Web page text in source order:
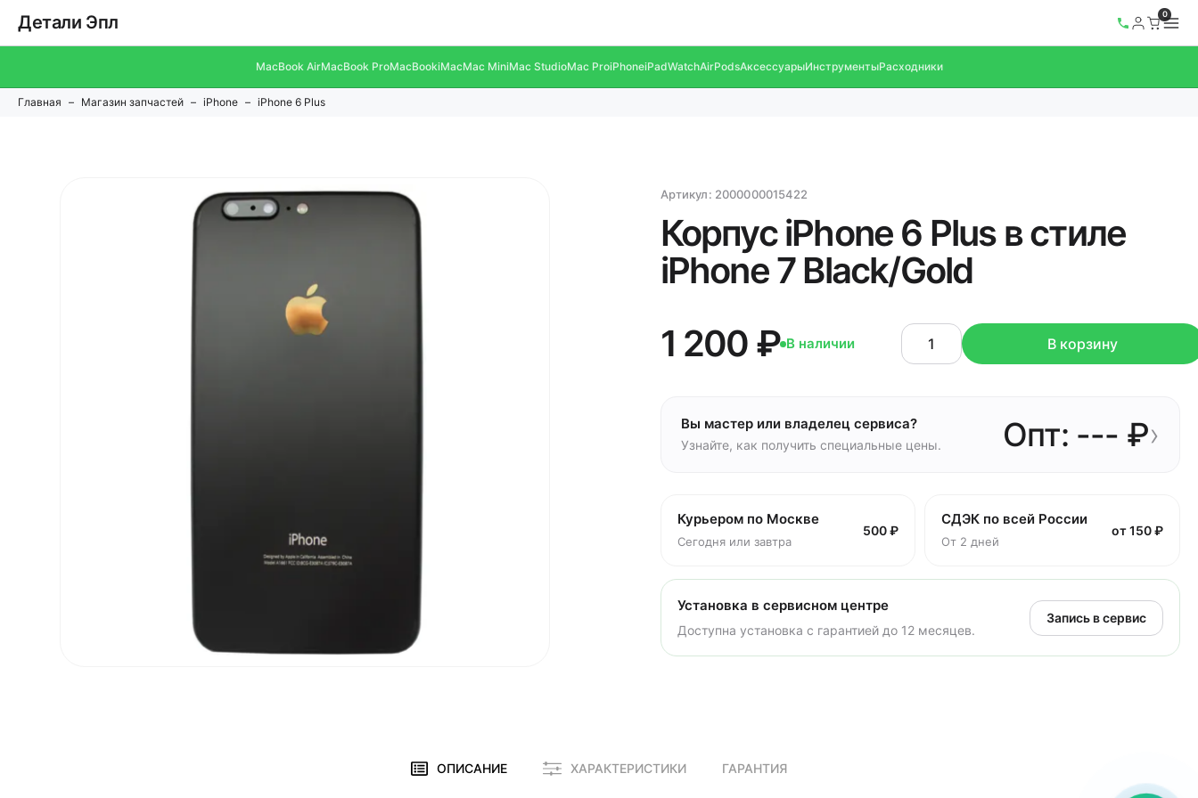
Детали Эпл 0
MacBook AirMacBook ProMacBookiMacMac MiniMac StudioMac ProiPhoneiPadWatchAirPodsАксессуарыИнструментыРасходники
Главная Магазин запчастей iPhone iPhone 6 Plus
Артикул: 2000000015422
Корпус iPhone 6 Plus в стиле
iPhone 7 Black/Gold
1 200 ₽ В наличии В корзину
Вы мастер или владелец сервиса?
Узнайте, как получить специальные цены. Опт: --- ₽›
Курьером по Москве
Сегодня или завтра
500 ₽
СДЭК по всей России
От 2 дней
от 150 ₽
Установка в сервисном центре
Доступна установка с гарантией до 12 месяцев.
Запись в сервис
ОПИСАНИЕ ХАРАКТЕРИСТИКИ ГАРАНТИЯ